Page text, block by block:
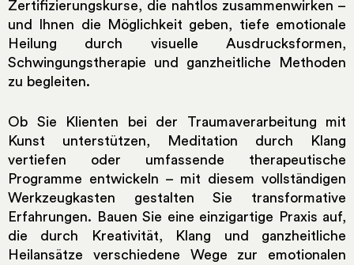
Zertifizierungskurse, die nahtlos zusammenwirken –
und Ihnen die Möglichkeit geben, tiefe emotionale
Heilung durch visuelle Ausdrucksformen,
Schwingungstherapie und ganzheitliche Methoden
zu begleiten.
Ob Sie Klienten bei der Traumaverarbeitung mit
Kunst unterstützen, Meditation durch Klang
vertiefen oder umfassende therapeutische
Programme entwickeln – mit diesem vollständigen
Werkzeugkasten gestalten Sie transformative
Erfahrungen. Bauen Sie eine einzigartige Praxis auf,
die durch Kreativität, Klang und ganzheitliche
Heilansätze verschiedene Wege zur emotionalen